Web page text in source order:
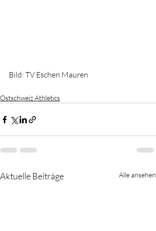
Bild: TV Eschen Mauren
Ostschweiz Athletics
Aktuelle Beiträge Alle ansehen